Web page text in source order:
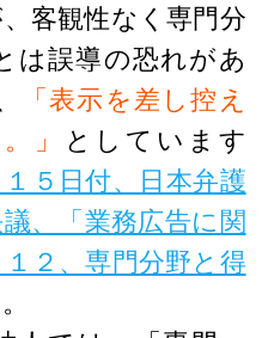
客観性なく専門分
は誤導の恐れがあ
「表示を差し控え
」
としています
５日付、日本弁護
、「業務広告に関
２、専門分野と得